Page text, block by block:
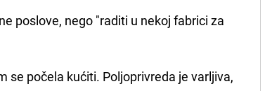
poslove, nego "raditi u nekoj fabrici za
se počela kućiti. Poljoprivreda je varljiva,